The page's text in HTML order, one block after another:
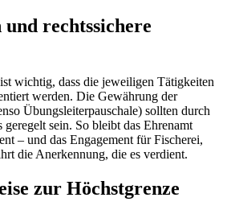
rechtssichere
wichtig, dass die jeweiligen Tätigkeiten
werden. Die Gewährung der
Übungsleiterpauschale) sollten durch
geregelt sein. So bleibt das Ehrenamt
– und das Engagement für Fischerei,
die Anerkennung, die es verdient.
zur Höchstgrenze